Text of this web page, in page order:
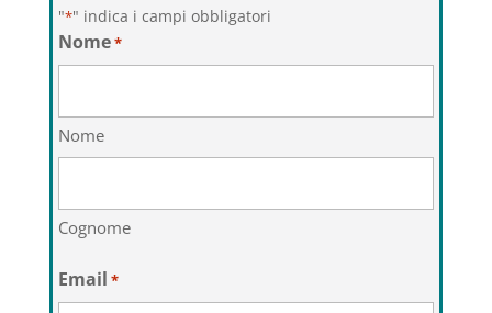
"*" indica i campi obbligatori
Nome*
Nome
Cognome
Email *